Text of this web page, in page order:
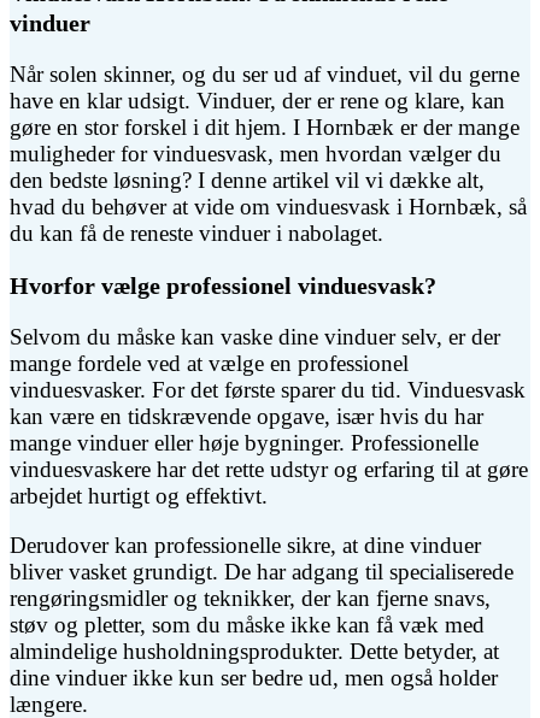
vinduer
Når solen skinner, og du ser ud af vinduet, vil du gerne
have en klar udsigt. Vinduer, der er rene og klare, kan
gøre en stor forskel i dit hjem. I Hornbæk er der mange
muligheder for vinduesvask, men hvordan vælger du
den bedste løsning? I denne artikel vil vi dække alt,
hvad du behøver at vide om vinduesvask i Hornbæk, så
du kan få de reneste vinduer i nabolaget.
Hvorfor vælge professionel vinduesvask?
Selvom du måske kan vaske dine vinduer selv, er der
mange fordele ved at vælge en professionel
vinduesvasker. For det første sparer du tid. Vinduesvask
kan være en tidskrævende opgave, især hvis du har
mange vinduer eller høje bygninger. Professionelle
vinduesvaskere har det rette udstyr og erfaring til at gøre
arbejdet hurtigt og effektivt.
Derudover kan professionelle sikre, at dine vinduer
bliver vasket grundigt. De har adgang til specialiserede
rengøringsmidler og teknikker, der kan fjerne snavs,
støv og pletter, som du måske ikke kan få væk med
almindelige husholdningsprodukter. Dette betyder, at
dine vinduer ikke kun ser bedre ud, men også holder
længere.